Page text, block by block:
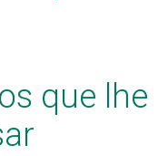
que lhe